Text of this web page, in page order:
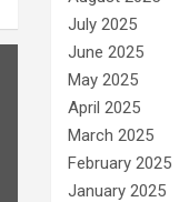
July 2025
June 2025
May 2025
April 2025
March 2025
February 2025
January 2025